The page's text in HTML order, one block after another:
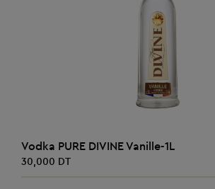
AJOUTER AU PANIER
Vodka PURE DIVINE Vanille-1L
30,000 DT